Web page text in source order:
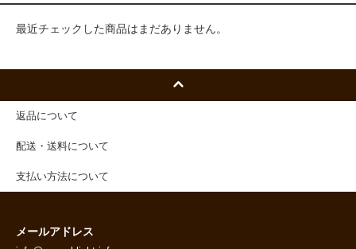
最近チェックした商品はまだありません。
返品について
配送・送料について
支払い方法について
メールアドレス